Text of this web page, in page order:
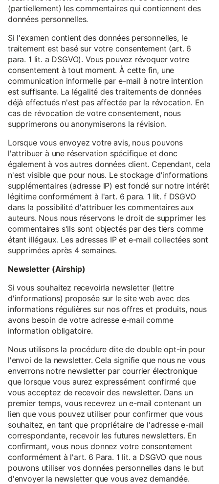
(partiellement) les commentaires qui contiennent des
données personnelles.
Si l'examen contient des données personnelles, le
traitement est basé sur votre consentement (art. 6
para. 1 lit. a DSGVO). Vous pouvez révoquer votre
consentement à tout moment. À cette fin, une
communication informelle par e-mail à notre intention
est suffisante. La légalité des traitements de données
déjà effectués n'est pas affectée par la révocation. En
cas de révocation de votre consentement, nous
supprimerons ou anonymiserons la révision.
Lorsque vous envoyez votre avis, nous pouvons
l'attribuer à une réservation spécifique et donc
également à vos autres données client. Cependant, cela
n'est visible que pour nous. Le stockage d'informations
supplémentaires (adresse IP) est fondé sur notre intérêt
légitime conformément à l'art. 6 para. 1 lit. f DSGVO
dans la possibilité d'attribuer les commentaires aux
auteurs. Nous nous réservons le droit de supprimer les
commentaires s'ils sont objectés par des tiers comme
étant illégaux. Les adresses IP et e-mail collectées sont
supprimées après 4 semaines.
Newsletter (Airship)
Si vous souhaitez recevoirla newsletter (lettre
d'informations) proposée sur le site web avec des
informations régulières sur nos offres et produits, nous
avons besoin de votre adresse e-mail comme
information obligatoire.
Nous utilisons la procédure dite de double opt-in pour
l'envoi de la newsletter. Cela signifie que nous ne vous
enverrons notre newsletter par courrier électronique
que lorsque vous aurez expressément confirmé que
vous acceptez de recevoir des newsletter. Dans un
premier temps, vous recevrez un e-mail contenant un
lien que vous pouvez utiliser pour confirmer que vous
souhaitez, en tant que propriétaire de l'adresse e-mail
correspondante, recevoir les futures newsletters. En
confirmant, vous nous donnez votre consentement
conformément à l'art. 6 Para. 1 lit. a DSGVO que nous
pouvons utiliser vos données personnelles dans le but
d'envoyer la newsletter que vous avez demandée.